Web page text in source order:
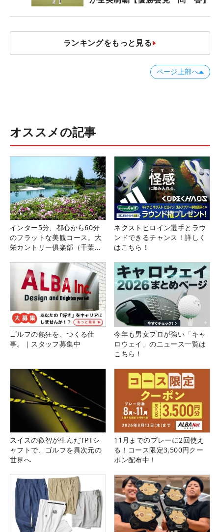
ランキングをもっと見る
ページ上部へ
オススメの記事
インター5分、都心から60分
のフラットな美観コース。大
栄カントリー俱楽部（千葉
ネクストヒロイン選手とラウ
ンドできるチャンス！詳しく
はこちら！
ゴルフの熱狂を、つくる仕
事。｜スタッフ募集中
今年も男女プロが強い「キャ
ロウェイ」のニュース一覧は
こちら！
スイスの叡智が生んだTPTシ
ャフトで、ゴルフを異次元の
世界へ
11月までのプレーに2回使え
る！コース限定3,500円クー
ポン配布中！